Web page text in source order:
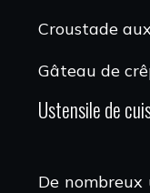
Croustade
Gâteau de
Ustensile de
De nombreux